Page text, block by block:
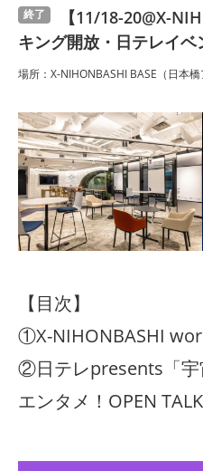
終了
【11/18-20@X-
キング開放・日テレイベ
場所：X-NIHONBASHI BASE（⽇本橋
【目次】
①X-NIHONBASHI
②日テレpresents「宇
エンタメ！OPEN